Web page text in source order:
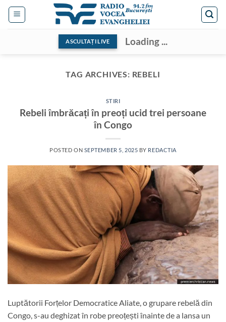
Skip
ASCULTAȚI LIVE Loading ...
TAG ARCHIVES: REBELI
STIRI
Rebeli îmbrăcați în preoți ucid trei persoane
în Congo
POSTED ON SEPTEMBER 5, 2025 BY REDACTIA
Luptătorii Forțelor Democratice Aliate, o grupare rebelă din
Congo, s-au deghizat în robe preoțești înainte de a lansa un